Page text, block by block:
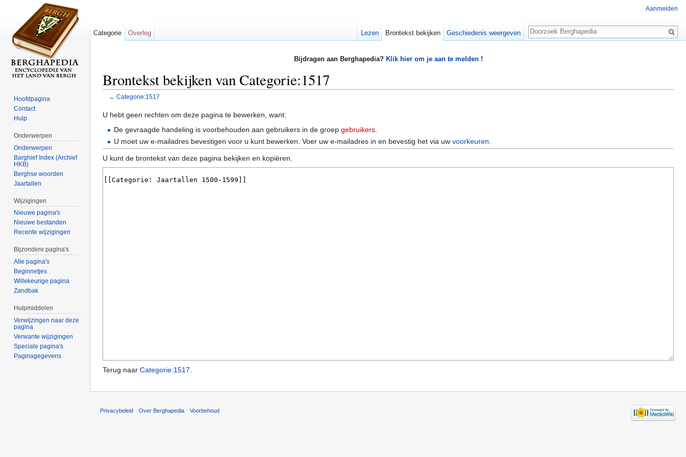
Bijdragen aan Berghapedia? Klik hier om je aan te melden !
Brontekst bekijken van Categorie:1517
← Categorie:1517
U hebt geen rechten om deze pagina te bewerken, want:
De gevraagde handeling is voorbehouden aan gebruikers in de groepgebruikers
U moet uw e-mailadres bevestigen voor u kunt bewerken. Voer uw e-mailadres in en bevestig het via uwvoorkeuren
U kunt de brontekst van deze pagina bekijken en kopiëren.
Terug naar Categorie:1517.
Aanmelden
Categorie Overleg Lezen Brontekst bekijken Geschiedenis weergeven
Zoeken
Hoofdpagina
Contact
Hulp
Onderwerpen
Onderwerpen
Barghief Index (Archief
HKB)
Berghse woorden
Jaartallen
Wijzigingen
Nieuwe pagina's
Nieuwe bestanden
Recente wijzigingen
Bijzondere pagina's
Alle pagina's
Beginnetjes
Willekeurige pagina
Zandbak
Hulpmiddelen
Verwijzingen naar deze
pagina
Verwante wijzigingen
Speciale pagina's
Paginagegevens
Privacybeleid Over Berghapedia Voorbehoud